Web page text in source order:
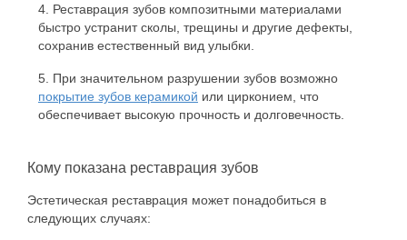
Реставрация зубов композитными материалами
быстро устранит сколы, трещины и другие дефекты,
сохранив естественный вид улыбки.
При значительном разрушении зубов возможно
покрытие зубов керамикой или цирконием, что
обеспечивает высокую прочность и долговечность.
Кому показана реставрация зубов
Эстетическая реставрация может понадобиться в
следующих случаях: